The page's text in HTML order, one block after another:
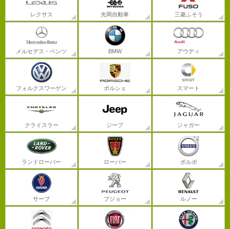
レクサス 光岡自動車 三菱ふそう
メルセデス・ベンツ BMW アウディ
フォルクスワーゲン ポルシェ スマート
クライスラー ジープ ジャガー
ランドローバー ローバー ボルボ
サーブ プジョー ルノー